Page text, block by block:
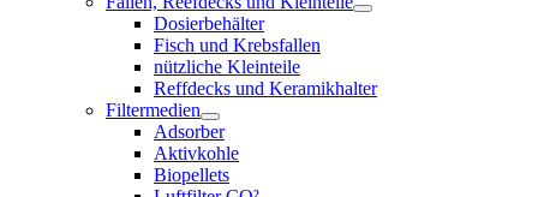
Dosierbehälter
Fisch und Krebsfallen
nützliche Kleinteile
Reffdecks und Keramikhalter
Filtermedien
Adsorber
Aktivkohle
Biopellets